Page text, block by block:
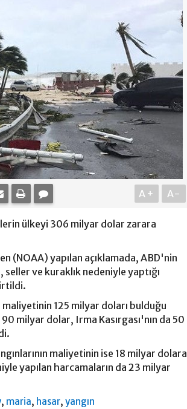
A+ A-
ülkeyi 306 milyar dolar zarara
(NOAA) yapılan açıklamada, ABD'nin
seller ve kuraklık nedeniyle yaptığı
maliyetinin 125 milyar doları bulduğu
milyar dolar, Irma Kasırgası'nın da 50
maliyetinin ise 18 milyar dolara
yapılan harcamaların da 23 milyar
, maria, hasar,yangın